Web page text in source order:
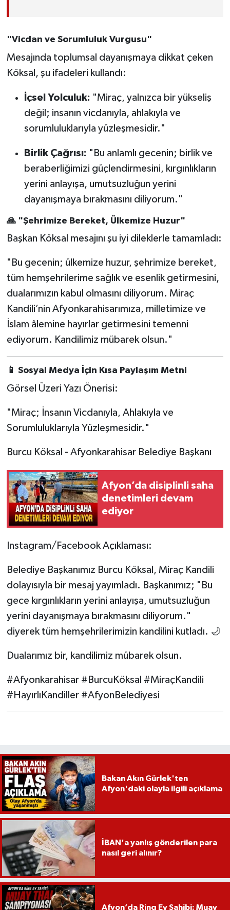
"Vicdan ve Sorumluluk Vurgusu"
Mesajında toplumsal dayanışmaya dikkat çeken
Köksal, şu ifadeleri kullandı:
İçsel Yolculuk: "Miraç, yalnızca bir yükseliş
değil; insanın vicdanıyla, ahlakıyla ve
sorumluluklarıyla yüzleşmesidir."
Birlik Çağrısı: "Bu anlamlı gecenin; birlik ve
beraberliğimizi güçlendirmesini, kırgınlıkların
yerini anlayışa, umutsuzluğun yerini
dayanışmaya bırakmasını diliyorum."
🙏 "Şehrimize Bereket, Ülkemize Huzur"
Başkan Köksal mesajını şu iyi dileklerle tamamladı:
"Bu gecenin; ülkemize huzur, şehrimize bereket,
tüm hemşehrilerime sağlık ve esenlik getirmesini,
dualarımızın kabul olmasını diliyorum. Miraç
Kandili’nin Afyonkarahisarımıza, milletimize ve
İslam âlemine hayırlar getirmesini temenni
ediyorum. Kandilimiz mübarek olsun."
📱 Sosyal Medya İçin Kısa Paylaşım Metni
Görsel Üzeri Yazı Önerisi:
"Miraç; İnsanın Vicdanıyla, Ahlakıyla ve
Sorumluluklarıyla Yüzleşmesidir."
Burcu Köksal - Afyonkarahisar Belediye Başkanı
Afyon’da disiplinli saha
denetimleri devam
ediyor
Instagram/Facebook Açıklaması:
Belediye Başkanımız Burcu Köksal, Miraç Kandili
dolayısıyla bir mesaj yayımladı. Başkanımız; "Bu
gece kırgınlıkların yerini anlayışa, umutsuzluğun
yerini dayanışmaya bırakmasını diliyorum."
diyerek tüm hemşehrilerimizin kandilini kutladı. 🌙
Dualarımız bir, kandilimiz mübarek olsun.
#Afyonkarahisar #BurcuKöksal #MiraçKandili
#HayırlıKandiller #AfyonBelediyesi
Bakan Akın Gürlek'ten
Afyon'daki olayla ilgili açıklama
İBAN'a yanlış gönderilen para
nasıl geri alınır?
Afyon’da Ring Ev Sahibi: Muay